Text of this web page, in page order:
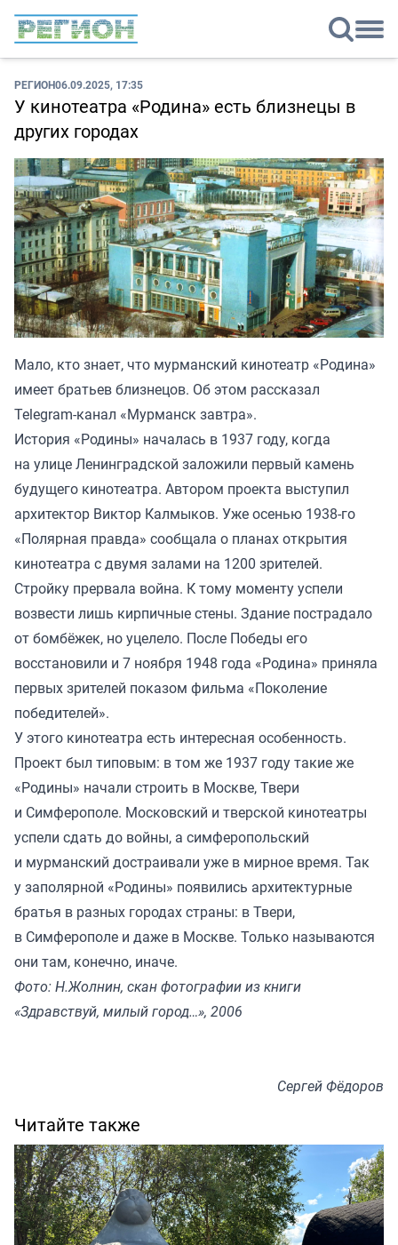
РЕГИОН06.09.2025, 17:35
У кинотеатра «Родина» есть близнецы в
других городах
Мало, кто знает, что мурманский кинотеатр «Родина»
имеет братьев близнецов. Об этом рассказал
Telegram-канал «Мурманск завтра».
История «Родины» началась в 1937 году, когда
на улице Ленинградской заложили первый камень
будущего кинотеатра. Автором проекта выступил
архитектор Виктор Калмыков. Уже осенью 1938-го
«Полярная правда» сообщала о планах открытия
кинотеатра с двумя залами на 1200 зрителей.
Стройку прервала война. К тому моменту успели
возвести лишь кирпичные стены. Здание пострадало
от бомбёжек, но уцелело. После Победы его
восстановили и 7 ноября 1948 года «Родина» приняла
первых зрителей показом фильма «Поколение
победителей».
У этого кинотеатра есть интересная особенность.
Проект был типовым: в том же 1937 году такие же
«Родины» начали строить в Москве, Твери
и Симферополе. Московский и тверской кинотеатры
успели сдать до войны, а симферопольский
и мурманский достраивали уже в мирное время. Так
у заполярной «Родины» появились архитектурные
братья в разных городах страны: в Твери,
в Симферополе и даже в Москве. Только называются
они там, конечно, иначе.
Фото: Н.Жолнин, скан фотографии из книги
«Здравствуй, милый город…», 2006
Сергей Фёдоров
Читайте также